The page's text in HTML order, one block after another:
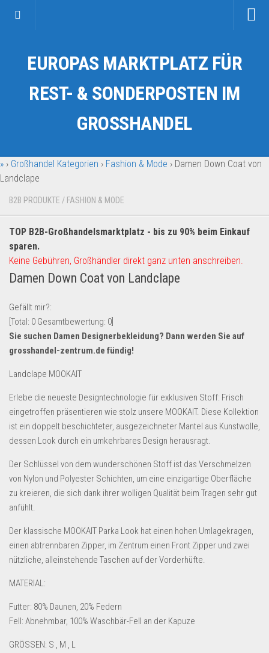
Kategorien
Auto & Motorrad
Fahrzeuge & Transport
Garten & Werkzeug
Geschäft, Büro & Schreibwaren
Geschenkartikel
Handy und Smartphone
Kosmetik & Pflege
Lebensmittel & Getränke
Multimedia & Elektro
Münzen
Uhren & Schmuck
Wohnen & Einrichten
Restposten-Angebote
Restposten für Privatpersonen
eBay Restposten kaufen
Dropshipping-Produkte
B2B Produkte
Grosshandel
Amazon
Aldi
Lidl
EUROPAS MARKTPLATZ FÜR
REST- & SONDERPOSTEN IM
GROSSHANDEL
» › Großhandel Kategorien › Fashion & Mode › Damen Down Coat von
Landclape
B2B PRODUKTE / FASHION & MODE
TOP B2B-Großhandelsmarktplatz - bis zu 90% beim Einkauf
sparen.
Keine Gebühren, Großhändler direkt ganz unten anschreiben.
Damen Down Coat von Landclape
Gefällt mir?:
[Total: 0 Gesamtbewertung: 0
Sie suchen Damen Designerbekleidung? Dann werden Sie auf
grosshandel-zentrum.de fündig!
Landclape MOOKAIT
Erlebe die neueste Designtechnologie für exklusiven Stoff: Frisch
eingetroffen präsentieren wie stolz unsere MOOKAIT. Diese Kollektion
ist ein doppelt beschichteter, ausgezeichneter Mantel aus Kunstwolle,
dessen Look durch ein umkehrbares Design herausragt.
Der Schlüssel von dem wunderschönen Stoff ist das Verschmelzen
von Nylon und Polyester Schichten, um eine einzigartige Oberfläche
zu kreieren, die sich dank ihrer wolligen Qualität beim Tragen sehr gut
anfühlt.
Der klassische MOOKAIT Parka Look hat einen hohen Umlagekragen,
einen abtrennbaren Zipper, im Zentrum einen Front Zipper und zwei
nützliche, alleinstehende Taschen auf der Vorderhüfte.
MATERIAL:
Futter: 80% Daunen, 20% Federn
Fell: Abnehmbar, 100% Waschbär-Fell an der Kapuze
GRÖSSEN: S , M , L